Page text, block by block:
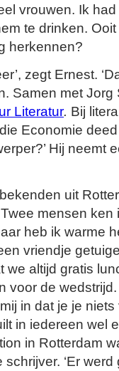
vrouwen. Ik
te drinken.
herkennen?
zegt Ernest.
Samen met Jorg
Literatur. Bij
Economie
Hij neemt
uit
mensen ken
heb ik warme
vriendje
we altijd gratis
voor de
in dat je je
in iedereen wel
in Rotterdam
schrijver. ‘Er